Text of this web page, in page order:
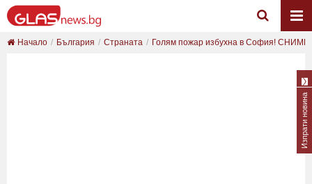
Начало България Страната Голям пожар избухна в София!
Изпрати новина